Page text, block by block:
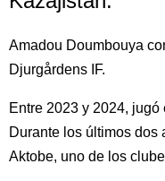
Amadou Doumbouya
Djurgårdens IF.
Entre 2023 y 2024,
Durante los últimos dos
Aktobe, uno de los